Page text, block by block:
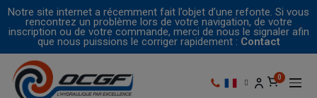
Notre site internet a récemment fait l’objet d’une refonte. Si vous
rencontrez un problème lors de votre navigation, de votre
inscription ou de votre commande, merci de nous le signaler afin
que nous puissions le corriger rapidement : Contact